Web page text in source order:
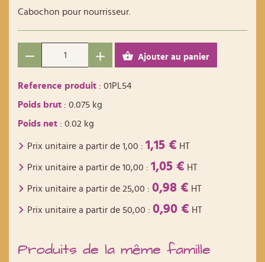
Cabochon pour nourrisseur.
Ajouter au panier
Reference produit : 01PL54
Poids brut : 0.075 kg
Poids net : 0.02 kg
Prix unitaire a partir de 1,00 : 1,15 € HT
Prix unitaire a partir de 10,00 : 1,05 € HT
Prix unitaire a partir de 25,00 : 0,98 € HT
Prix unitaire a partir de 50,00 : 0,90 € HT
Produits de la même famille